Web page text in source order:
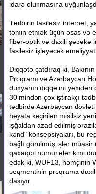
idarə olunmasına
Tədbirin fasiləsiz internet,
təmin etmək üçün əsas və
fiber-optik və daxili şəbəkə
fasiləsiz işləyəcək əməliyyat
Diqqətə çatdıraq ki,
Proqramı və Azərbaycan
dünyanın diqqətini
30 mindən çox iştirakçı
tədbirdə Azərbaycan
həyata keçirilən misilsiz
işğaldan azad edilmiş
kənd" konsepsiyaları, bu
bağlı görülmüş işlər
qabaqcıl nümunələr kimi
edək ki, WUF13, həmçinin
seqmentinin proqrama
daşıyır.